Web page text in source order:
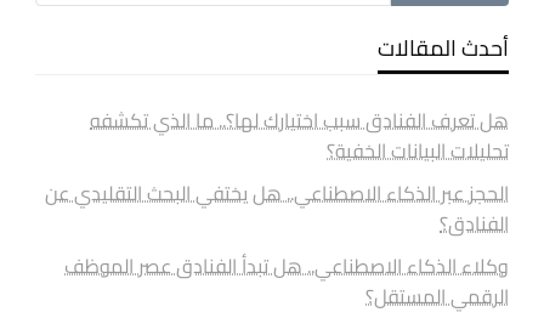
أحدث المقالات
هل تعرف الفنادق سبب اختيارك لها؟.. ما الذي تكشفه
تحليلات البيانات الخفية؟
الحجز عبر الذكاء الاصطناعي.. هل يختفي البحث التقليدي عن
الفنادق؟
وكلاء الذكاء الاصطناعي.. هل تبدأ الفنادق عصر الموظف
الرقمي المستقل؟